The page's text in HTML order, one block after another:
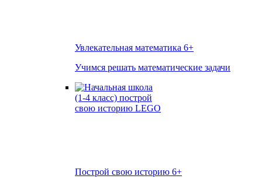
Увлекательная математика 6+
Учимся решать математические задачи
Построй свою историю 6+